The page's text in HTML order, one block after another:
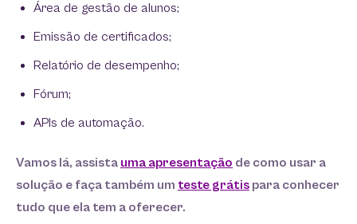
Área de gestão de alunos;
Emissão de certificados;
Relatório de desempenho;
Fórum;
APIs de automação.
Vamos lá, assista uma apresentação de como usar a
solução e faça também um teste grátis para conhecer
tudo que ela tem a oferecer.